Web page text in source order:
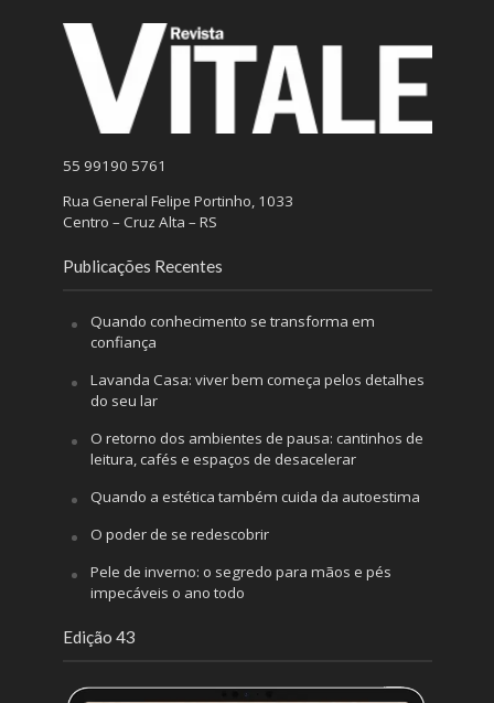
55 99190 5761
Rua General Felipe Portinho, 1033
Centro – Cruz Alta – RS
Publicações Recentes
Quando conhecimento se transforma em
confiança
Lavanda Casa: viver bem começa pelos detalhes
do seu lar
O retorno dos ambientes de pausa: cantinhos de
leitura, cafés e espaços de desacelerar
Quando a estética também cuida da autoestima
O poder de se redescobrir
Pele de inverno: o segredo para mãos e pés
impecáveis o ano todo
Edição 43